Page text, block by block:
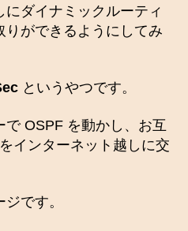
にダイナミックルーティ
りができるようにしてみ
というやつです。
OSPF を動かし、お互
インターネット越しに交
です。